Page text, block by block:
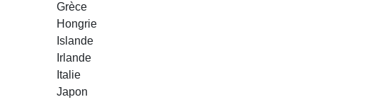
Grèce
Hongrie
Islande
Irlande
Italie
Japon